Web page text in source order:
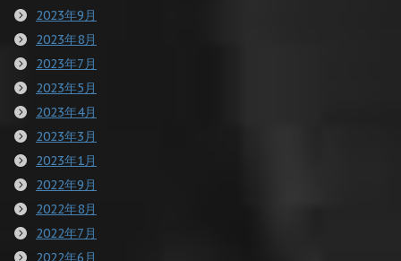
2023年9月
2023年8月
2023年7月
2023年5月
2023年4月
2023年3月
2023年1月
2022年9月
2022年8月
2022年7月
2022年6月